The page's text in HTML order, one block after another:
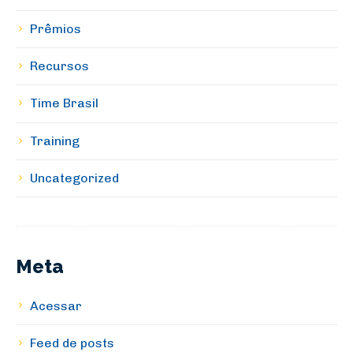
Prêmios
Recursos
Time Brasil
Training
Uncategorized
Meta
Acessar
Feed de posts